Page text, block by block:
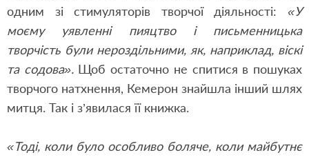
одним зі стимуляторів творчої діяльності: «У
моєму уявленні пияцтво і письменницька
творчість були нероздільними, як, наприклад, віскі
та содова».Щоб остаточно не спитися в пошуках
творчого натхнення, Кемерон знайшла інший шлях
митця. Так і з’явилася її книжка.
«Тоді, коли було особливо боляче, коли майбутнє